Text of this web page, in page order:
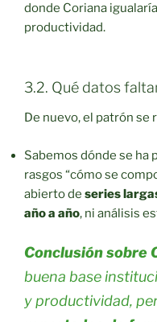
donde Coriana
productividad.
3.2. Qué datos
De nuevo, el patrón se
Sabemos dónde se ha
rasgos “cómo se
abierto de series
año a año, ni análisis
Conclusión sobre
buena base
y productividad,